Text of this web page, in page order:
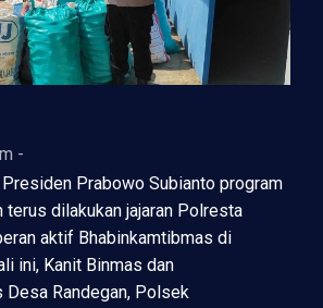
-
Presiden Prabowo Subianto program
terus dilakukan jajaran Polresta
aktif Bhabinkamtibmas di
ini, Kanit Binmas dan
Desa Randegan, Polsek